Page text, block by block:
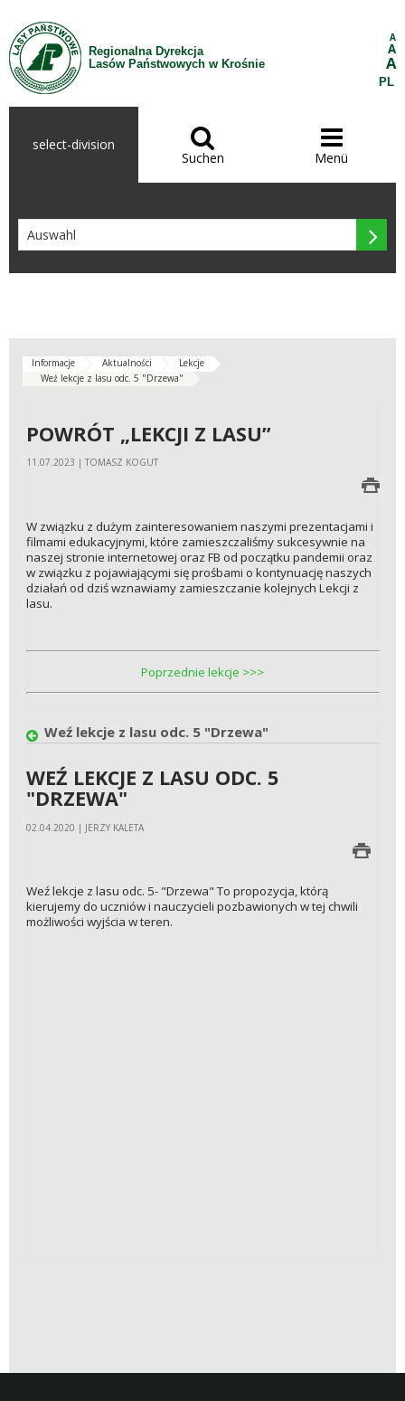
Zum Inhalt wechseln
Regionalna Dyrekcja
Lasów Państwowych w Krośnie
A
A
A
PL
select-division 
Suchen

Menü

Informacje Aktualności
Lekcje
Weź lekcje z lasu odc. 5 "Drzewa"
POWRÓT „LEKCJI Z LASU”
11.07.2023 | TOMASZ KOGUT
W związku z dużym zainteresowaniem naszymi prezentacjami i
filmami edukacyjnymi, które zamieszczaliśmy sukcesywnie na
naszej stronie internetowej oraz FB od początku pandemii oraz
w związku z pojawiającymi się prośbami o kontynuację naszych
działań od dziś wznawiamy zamieszczanie kolejnych Lekcji z
lasu.
Poprzednie lekcje >>>
Weź lekcje z lasu odc. 5 "Drzewa"
WEŹ LEKCJE Z LASU ODC. 5
"DRZEWA"
02.04.2020 | JERZY KALETA
Weź lekcje z lasu odc. 5- "Drzewa" To propozycja, którą
kierujemy do uczniów i nauczycieli pozbawionych w tej chwili
możliwości wyjścia w teren.